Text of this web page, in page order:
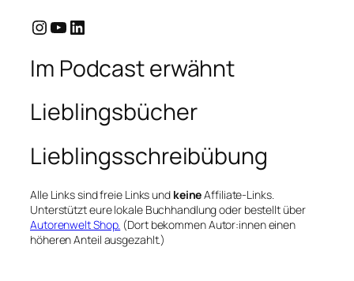
Instagram
YouTube
LinkedIn
Im Podcast erwähnt
Lieblingsbücher
Lieblingsschreibübung
Alle Links sind freie Links und keineAffiliate-Links.
Unterstützt eure lokale Buchhandlung oder bestellt über
Autorenwelt Shop. (Dort bekommen Autor:innen einen
höheren Anteil ausgezahlt.)